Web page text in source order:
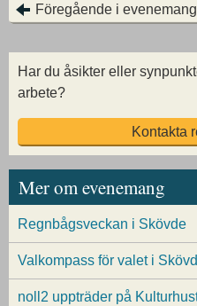
Föregående i evenemang
Har du åsikter eller
arbete?
Kontakta
Mer om evenemang
Regnbågsveckan i Skövde
Valkompass för valet i
noll2 uppträder på